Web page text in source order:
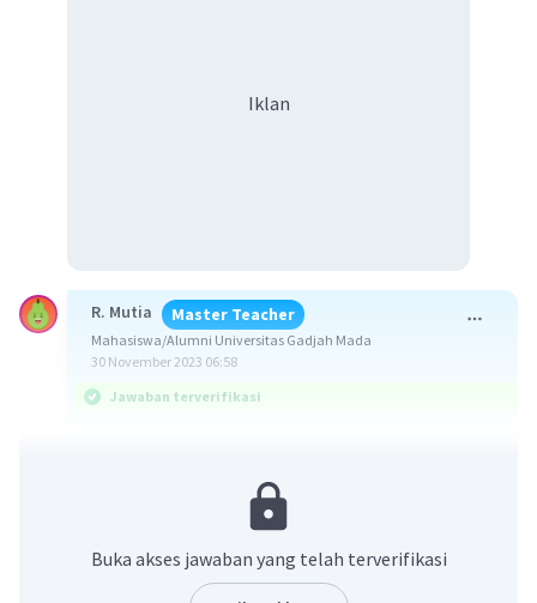
Iklan
R. Mutia Master Teacher
Mahasiswa/Alumni Universitas Gadjah Mada
30 November 2023 06:58
Jawaban terverifikasi
Soal ini dapat diselesaikan dengan konsep gerak
ω = v/r
Buka akses jawaban yang telah terverifikasi